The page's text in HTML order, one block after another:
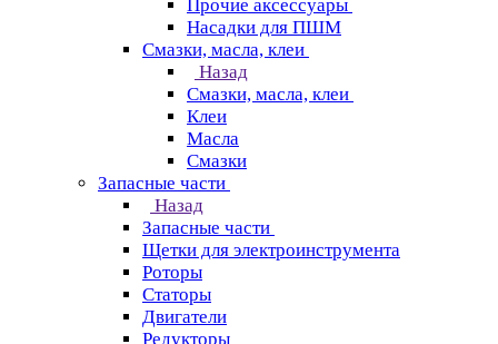
Прочие аксессуары
Насадки для ПШМ
Смазки, масла, клеи
Назад
Смазки, масла, клеи
Клеи
Масла
Смазки
Запасные части
Назад
Запасные части
Щетки для электроинструмента
Роторы
Статоры
Двигатели
Редукторы